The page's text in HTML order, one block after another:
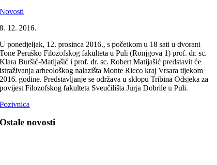
Novosti
8. 12. 2016.
U ponedjeljak, 12. prosinca 2016., s početkom u 18 sati u dvorani
Tone Peruško Filozofskog fakulteta u Puli (Ronjgova 1) prof. dr. sc.
Klara Buršić-Matijašić i prof. dr. sc. Robert Matijašić predstavit će
istraživanja arheološkog nalazišta Monte Ricco kraj Vrsara tijekom
2016. godine. Predstavljanje se održava u sklopu Tribina Odsjeka za
povijest Filozofskog fakulteta Sveučilišta Jurja Dobrile u Puli.
Pozivnica
Ostale novosti